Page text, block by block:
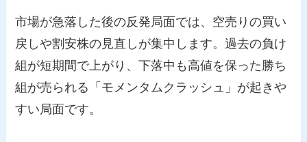
市場が急落した後の反発局面では、空売りの買い
戻しや割安株の見直しが集中します。過去の負け
組が短期間で上がり、下落中も高値を保った勝ち
組が売られる「モメンタムクラッシュ」が起きや
すい局面です。